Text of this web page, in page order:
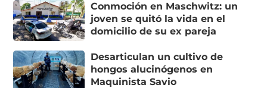
Conmoción en Maschwitz: un
joven se quitó la vida en el
domicilio de su ex pareja
Desarticulan un cultivo de
hongos alucinógenos en
Maquinista Savio